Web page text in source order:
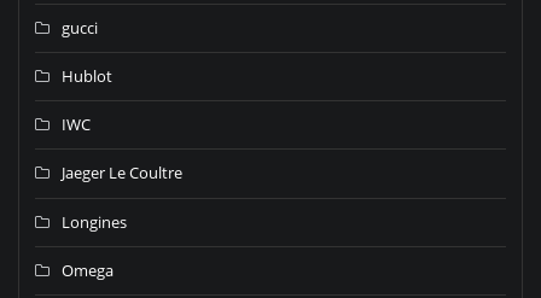
gucci
Hublot
IWC
Jaeger Le Coultre
Longines
Omega